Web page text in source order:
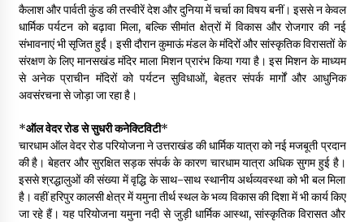
कैलाश और पार्वती कुंड की तस्वीरें देश और दुनिया में चर्चा का विषय बनीं। इससे न केवल
धार्मिक पर्यटन को बढ़ावा मिला, बल्कि सीमांत क्षेत्रों में विकास और रोजगार की नई
संभावनाएं भी सृजित हुईं। इसी दौरान कुमाऊं मंडल के मंदिरों और सांस्कृतिक विरासतों के
संरक्षण के लिए मानसखंड मंदिर माला मिशन प्रारंभ किया गया है। इस मिशन के माध्यम
से अनेक प्राचीन मंदिरों को पर्यटन सुविधाओं, बेहतर संपर्क मार्गों और आधुनिक
अवसंरचना से जोड़ा जा रहा है।
*ऑल वेदर रोड से सुधरी कनेक्टिविटी*
चारधाम ऑल वेदर रोड परियोजना ने उत्तराखंड की धार्मिक यात्रा को नई मजबूती प्रदान
की है। बेहतर और सुरक्षित सड़क संपर्क के कारण चारधाम यात्रा अधिक सुगम हुई है।
इससे श्रद्धालुओं की संख्या में वृद्धि के साथ-साथ स्थानीय अर्थव्यवस्था को भी बल मिला
है। वहीं हरिपुर कालसी क्षेत्र में यमुना तीर्थ स्थल के भव्य विकास की दिशा में भी कार्य किए
जा रहे हैं। यह परियोजना यमुना नदी से जुड़ी धार्मिक आस्था, सांस्कृतिक विरासत और